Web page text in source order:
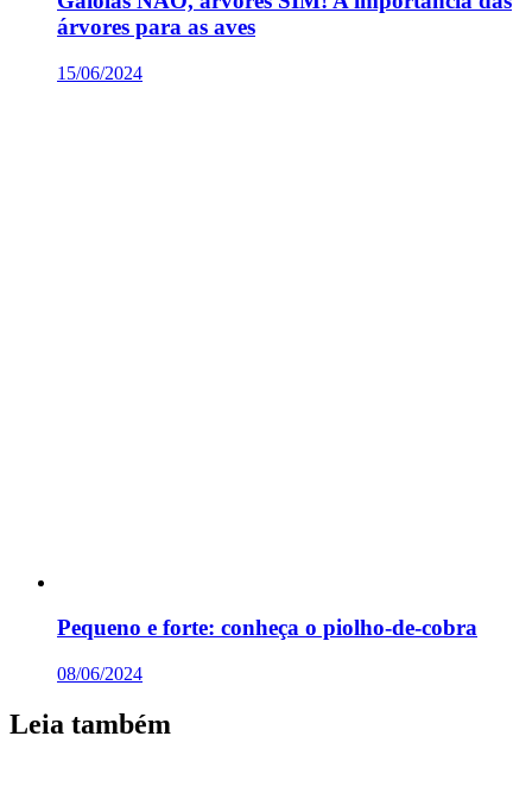
árvores para as aves
15/06/2024
Pequeno e forte: conheça o piolho-de-cobra
08/06/2024
Leia também